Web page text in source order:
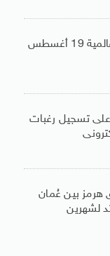
الأهلى وبرشلونة فى قمة عالمية 19 أغسطس
على تسجيل رغبات
بين عُمان
لشهرين